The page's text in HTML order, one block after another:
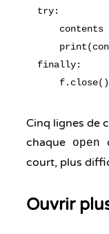
try:
contents
finally:
Cinq lignes de
chaque
open
court, plus
Ouvrir